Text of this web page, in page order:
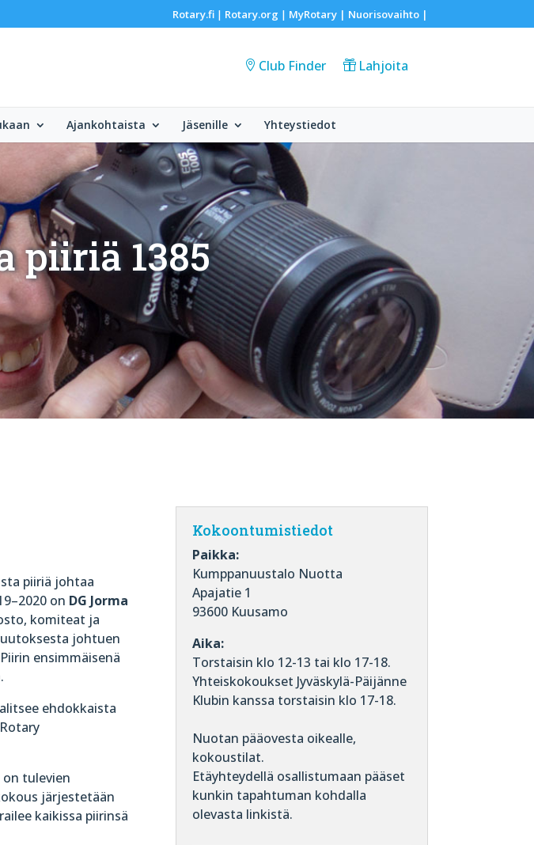
Rotary.fi| Rotary.org | MyRotary | Nuorisovaihto|
Club Finder Lahjoita
Ajankohtaista Jäsenille Yhteystiedot
piiriä 1385
piiriä johtaa
on DG Jorma
komiteat ja
johtuen
ensimmäisenä
ehdokkaista
tulevien
järjestetään
kaikissa piirinsä
Kokoontumistiedot
Paikka:
Kumppanuustalo Nuotta
Apajatie 1
93600 Kuusamo
Aika:
Torstaisin klo 12-13 tai klo 17-18.
Yhteiskokoukset Jyväskylä-Päijänne
Klubin kanssa torstaisin klo 17-18.
Nuotan pääovesta oikealle,
kokoustilat.
Etäyhteydellä osallistumaan pääset
kunkin tapahtuman kohdalla
olevasta linkistä.